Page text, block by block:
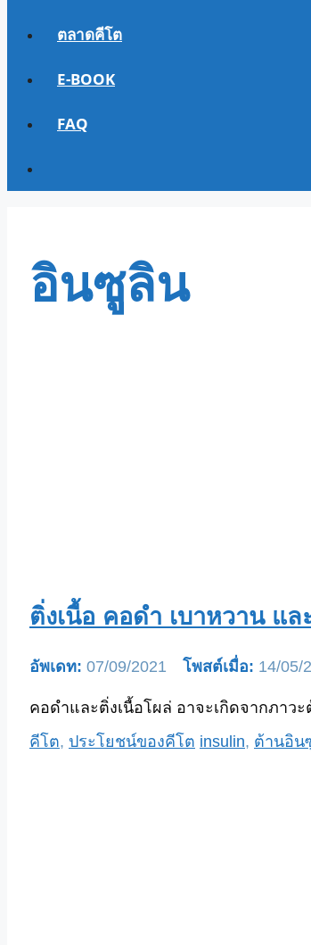
ตลาดคีโต
E-BOOK
FAQ
อินซูลิน
ติ่งเนื้อ คอดำ เบาหวาน แ
07/09/2021 14/05/
คอดำและติ่งเนื้อโผล่ อาจะเกิดจากภาว
Categories
คีโต, ประโยชน์ของคีโต Tags
insulin, ต้านอิน